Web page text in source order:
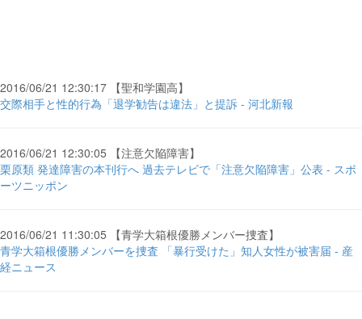
2016/06/21 12:30:17 【聖和学園高】
交際相手と性的行為「退学勧告は違法」と提訴 - 河北新報
2016/06/21 12:30:05 【注意欠陥障害】
栗原類 発達障害の本刊行へ 過去テレビで「注意欠陥障害」公表 - スポ
ーツニッポン
2016/06/21 11:30:05 【青学大箱根優勝メンバー捜査】
青学大箱根優勝メンバーを捜査 「暴行受けた」知人女性が被害届 - 産
経ニュース